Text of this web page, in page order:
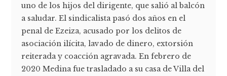
uno de los hijos del dirigente, que salió al balcón
a saludar. El sindicalista pasó dos años en el
penal de Ezeiza, acusado por los delitos de
asociación ilícita, lavado de dinero, extorsión
reiterada y coacción agravada. En febrero de
2020 Medina fue trasladado a su casa de Villa del